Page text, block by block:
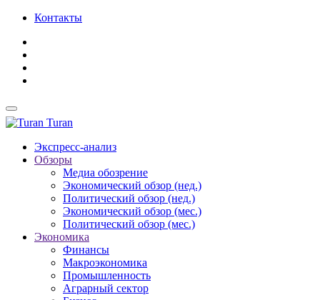
Контакты
Turan
Экспресс-анализ
Обзоры
Медиа обозрение
Экономический обзор (нед.)
Политический обзор (нед.)
Экономический обзор (мес.)
Политический обзор (мес.)
Экономика
Финансы
Макроэкономика
Промышленность
Аграрный сектор